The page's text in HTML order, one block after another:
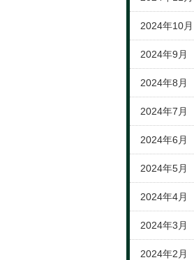
2024年10月
2024年9月
2024年8月
2024年7月
2024年6月
2024年5月
2024年4月
2024年3月
2024年2月